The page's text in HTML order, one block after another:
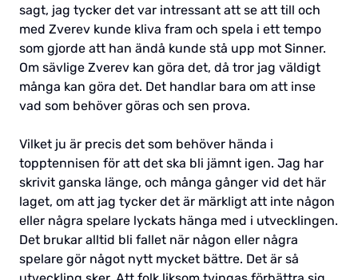
sagt, jag tycker det var intressant att se att till och
med Zverev kunde kliva fram och spela i ett tempo
som gjorde att han ändå kunde stå upp mot Sinner.
Om sävlige Zverev kan göra det, då tror jag väldigt
många kan göra det. Det handlar bara om att inse
vad som behöver göras och sen prova.
Vilket ju är precis det som behöver hända i
topptennisen för att det ska bli jämnt igen. Jag har
skrivit ganska länge, och många gånger vid det här
laget, om att jag tycker det är märkligt att inte någon
eller några spelare lyckats hänga med i utvecklingen.
Det brukar alltid bli fallet när någon eller några
spelare gör något nytt mycket bättre. Det är så